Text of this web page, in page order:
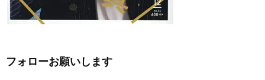
フォローお願いします